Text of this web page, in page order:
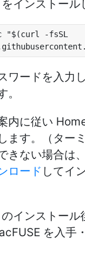
インストール
"$(curl -fsSL
ワードを入力
。
内に従い
ます。（ター
きない場合は、
ロード してイ
インストール
を入手